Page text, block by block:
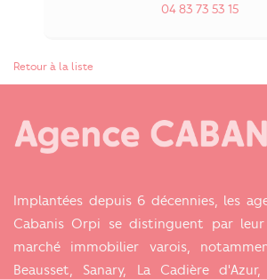
04 83 73 53 15
Retour à la liste
Implantées depuis 6 décennies, les
Cabanis Orpi se distinguent par
marché immobilier varois,
Beausset, Sanary, La Cadière